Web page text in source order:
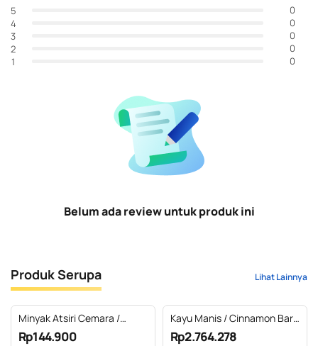
5
0
4
0
3
0
2
0
1
0
Belum ada review untuk produk ini
Produk Serupa Lihat Lainnya
Minyak Atsiri Cemara /
Cedarwood Essential Oil
Rp144.900
Kayu Manis / Cinnamon Bark
Essential Oil 100 % Pure (1 L
Rp2.764.278